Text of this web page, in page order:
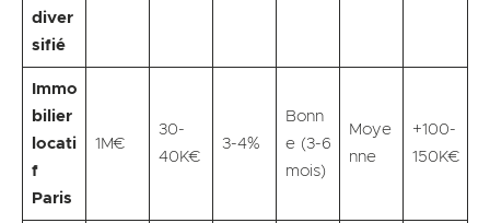
diver
sifié
Immo
bilier
locati
f
Paris
1M€
30-
40K€
3-4%
Bonn
e (3-6
mois)
Moye
nne
+100-
150K€